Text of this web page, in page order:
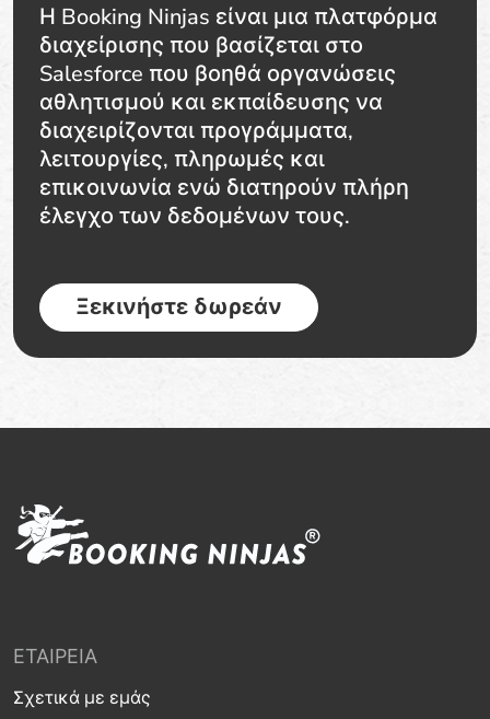
Η Booking Ninjas είναι μια πλατφόρμα
διαχείρισης που βασίζεται στο
Salesforce που βοηθά οργανώσεις
αθλητισμού και εκπαίδευσης να
διαχειρίζονται προγράμματα,
λειτουργίες, πληρωμές και
επικοινωνία ενώ διατηρούν πλήρη
έλεγχο των δεδομένων τους.
Ξεκινήστε δωρεάν
ΕΤΑΙΡΕΊΑ
Σχετικά με εμάς